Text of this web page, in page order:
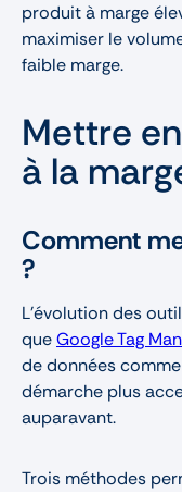
produit à marge
maximiser le
faible marge.
Mettre
à la
Comment
?
L'évolution des
queGoogle Tag
de données comme
démarche plus
auparavant.
Trois méthodes